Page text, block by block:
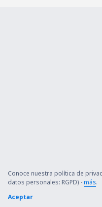
Conoce nuestra política de
datos personales: RGPD) -más.
Aceptar